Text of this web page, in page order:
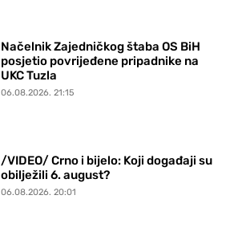
Načelnik Zajedničkog štaba OS BiH
posjetio povrijeđene pripadnike na
UKC Tuzla
06.08.2026. 21:15
/VIDEO/ Crno i bijelo: Koji događaji su
obilježili 6. august?
06.08.2026. 20:01